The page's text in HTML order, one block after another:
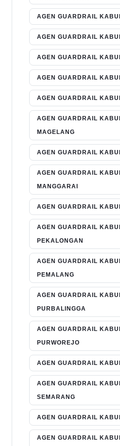
AGEN GUARDRAIL
AGEN GUARDRAIL
AGEN GUARDRAIL
AGEN GUARDRAIL
AGEN GUARDRAIL
AGEN GUARDRAIL
MAGELANG
AGEN GUARDRAIL
AGEN GUARDRAIL
MANGGARAI
AGEN GUARDRAIL
AGEN GUARDRAIL
PEKALONGAN
AGEN GUARDRAIL
PEMALANG
AGEN GUARDRAIL
PURBALINGGA
AGEN GUARDRAIL
PURWOREJO
AGEN GUARDRAIL
AGEN GUARDRAIL
SEMARANG
AGEN GUARDRAIL
AGEN GUARDRAIL